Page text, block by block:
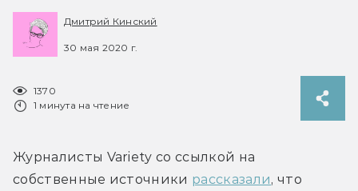
Дмитрий Кинский
30 мая 2020 г.
1370
1 минута на чтение
Журналисты Variety со ссылкой на
собственные источники рассказали, что